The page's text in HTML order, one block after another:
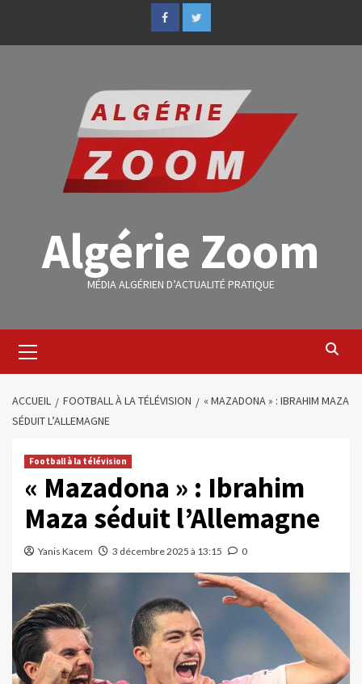
Algérie Zoom
MÉDIA ALGÉRIEN D’ACTUALITÉ PRATIQUE
ACCUEIL FOOTBALL À LA TÉLÉVISION
« MAZADONA » : IBRAHIM MAZA
SÉDUIT L’ALLEMAGNE
Football à la télévision
« Mazadona » : Ibrahim
Maza séduit l’Allemagne
Yanis Kacem 3 décembre 2025 à 13:15 0